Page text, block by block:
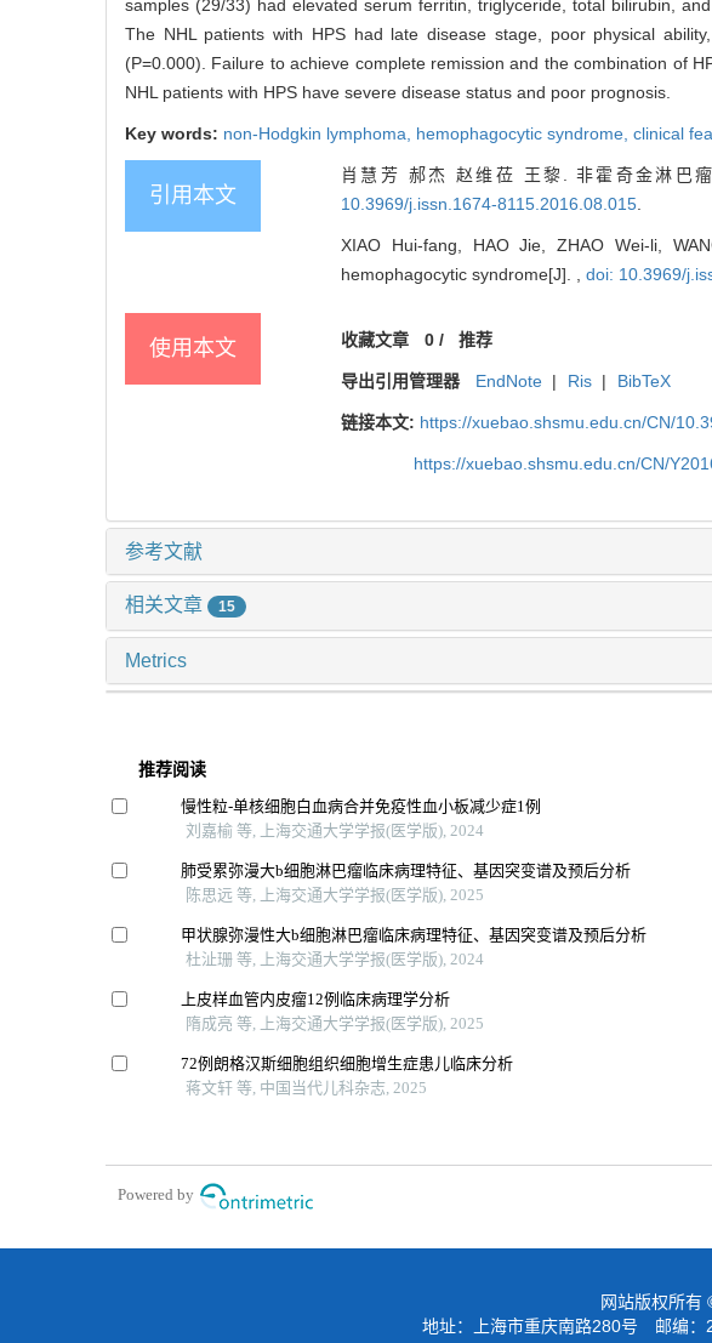
samples (29/33) had elevated serum ferritin, triglyceride, total bilirubin,
The NHL patients with HPS had late disease stage, poor physical
(P=0.000). Failure to achieve complete remission and the combination of
NHL patients with HPS have severe disease status and poor prognosis.
Key words: non-Hodgkin lymphoma, hemophagocytic syndrome, clinical
引用本文
肖慧芳 郝杰 赵维莅 王黎. 非霍奇金淋巴
10.3969/j.issn.1674-8115.2016.08.015.
XIAO Hui-fang, HAO Jie, ZHAO Wei-li,
hemophagocytic syndrome[J]. , doi: 10.3969/
使用本文 收藏文章 0/ 推荐
导出引用管理器 EndNote | Ris | BibTeX
链接本文: https://xuebao.shsmu.edu.cn/CN/
https://xuebao.shsmu.edu.cn/CN/
参考文献
相关文章 15
Metrics
推荐阅读
慢性粒-单核细胞白血病合并免疫性血小板减少症1例
刘嘉榆 等, 上海交通大学学报(医学版), 2024
肺受累弥漫大b细胞淋巴瘤临床病理特征、基因突变谱及预后分析
陈思远 等, 上海交通大学学报(医学版), 2025
甲状腺弥漫性大b细胞淋巴瘤临床病理特征、基因突变谱及预后分析
杜沚珊 等, 上海交通大学学报(医学版), 2024
上皮样血管内皮瘤12例临床病理学分析
隋成亮 等, 上海交通大学学报(医学版), 2025
72例朗格汉斯细胞组织细胞增生症患儿临床分析
蒋文轩 等, 中国当代儿科杂志, 2025
Powered by
网站版权所有
地址：上海市重庆南路280号 邮编